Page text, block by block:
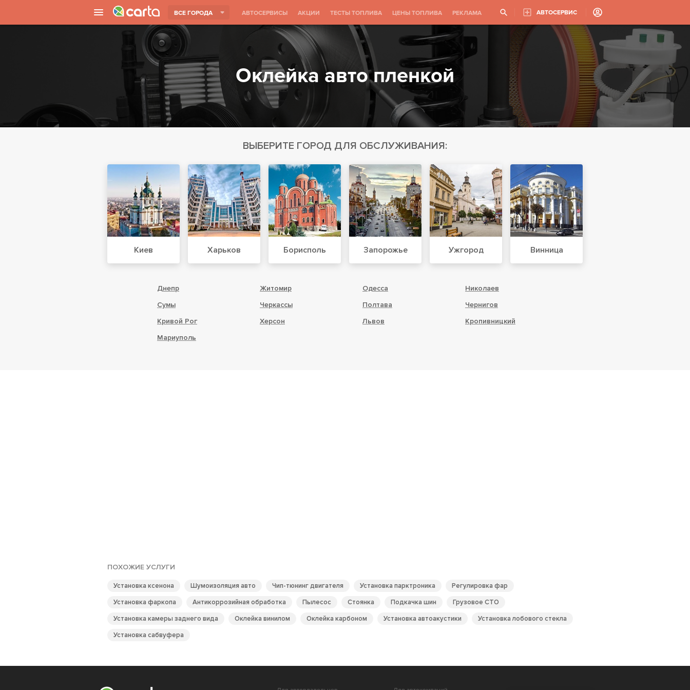
ВСЕ ГОРОДА АВТОСЕРВИСЫ АКЦИИ ТЕСТЫ ТОПЛИВА ЦЕНЫ ТОПЛИВА РЕКЛАМА АВТОСЕРВИС
Оклейка авто пленкой
ВЫБЕРИТЕ ГОРОД ДЛЯ ОБСЛУЖИВАНИЯ:
Киев Харьков Борисполь Запорожье Ужгород Винница
Днепр Житомир Одесса
Николаев
Сумы
Черкассы Полтава
Чернигов
Кривой Рог
Херсон Львов
Кропивницкий
Мариуполь
ПОХОЖИЕ УСЛУГИ
Установка ксенона Шумоизоляция авто Чип-тюнинг двигателя Установка парктроника
Регулировка фар
Установка фаркопа
Антикоррозийная обработка Пылесос Стоянка Подкачка шин
Грузовое СТО
Установка камеры заднего вида
Оклейка винилом Оклейка карбоном Установка автоакустики
Установка лобового стекла
Установка сабвуфера